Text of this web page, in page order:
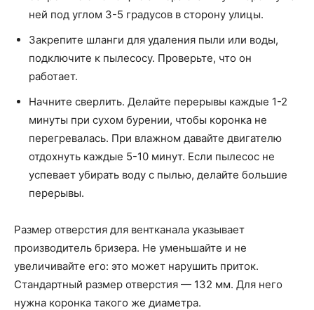
ней под углом 3-5 градусов в сторону улицы.
Закрепите шланги для удаления пыли или воды,
подключите к пылесосу. Проверьте, что он
работает.
Начните сверлить. Делайте перерывы каждые 1-2
минуты при сухом бурении, чтобы коронка не
перегревалась. При влажном давайте двигателю
отдохнуть каждые 5-10 минут. Если пылесос не
успевает убирать воду с пылью, делайте большие
перерывы.
Размер отверстия для вентканала указывает
производитель бризера. Не уменьшайте и не
увеличивайте его: это может нарушить приток.
Стандартный размер отверстия — 132 мм. Для него
нужна коронка такого же диаметра.